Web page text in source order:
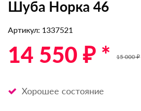
Шуба Норка 46
Артикул: 1337521
14 550 ₽ * 15 000 ₽
Хорошее состояние